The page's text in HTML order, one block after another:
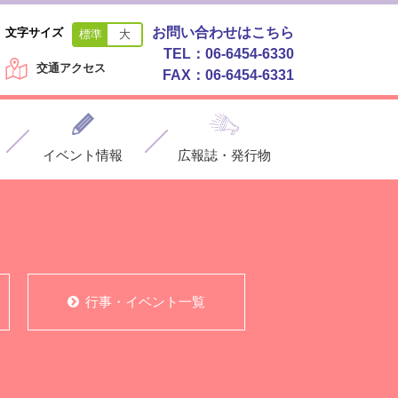
お問い合わせはこちら
TEL：06-6454-6330
FAX：06-6454-6331
標準 大
文字サイズ
交通アクセス
イベント情報
行事・イベント一覧
広報誌・発行物